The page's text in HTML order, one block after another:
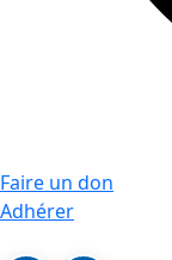
Faire un don
Adhérer